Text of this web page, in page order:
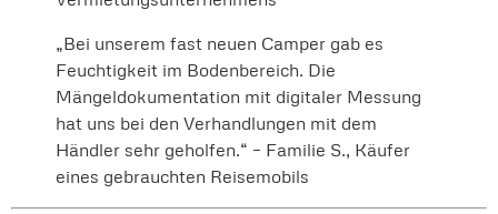
„Bei unserem fast neuen Camper gab es
Feuchtigkeit im Bodenbereich. Die
Mängeldokumentation mit digitaler Messung
hat uns bei den Verhandlungen mit dem
Händler sehr geholfen.“ – Familie S., Käufer
eines gebrauchten Reisemobils